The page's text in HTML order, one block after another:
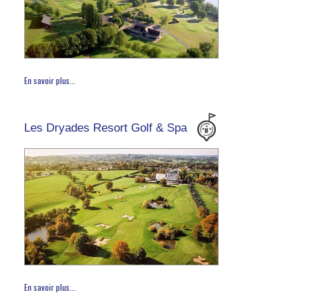
En savoir plus...
Les Dryades Resort Golf & Spa
En savoir plus...